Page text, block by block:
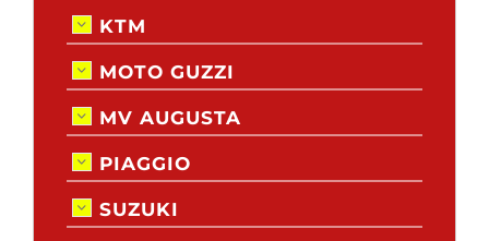
KTM
MOTO GUZZI
MV AUGUSTA
PIAGGIO
SUZUKI